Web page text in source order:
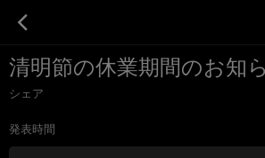
清明節の休業期間のお知
シェア
発表時間